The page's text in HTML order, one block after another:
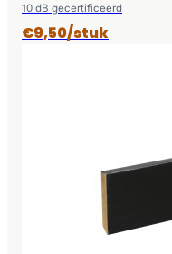
10 dB gecertificeerd
€9,50/stuk